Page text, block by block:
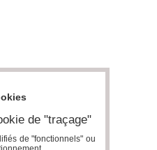
de "traçage"
de "fonctionnels" ou